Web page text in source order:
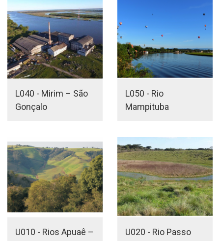
L040 - Mirim – São
Gonçalo
L050 - Rio
Mampituba
U010 - Rios Apuaê –
U020 - Rio Passo